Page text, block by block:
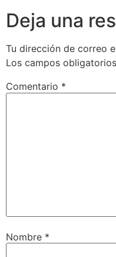
Deja una
Tu dirección de correo
Los campos
Comentario *
Nombre *